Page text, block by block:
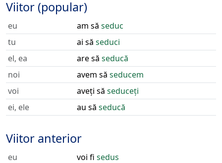
Viitor (popular)
eu am să seduc
tu
ai să seduci
el, ea
are să seducă
noi
avem să seducem
voi
aveți să seduceți
ei, ele
au să seducă
Viitor anterior
eu voi fi sedus